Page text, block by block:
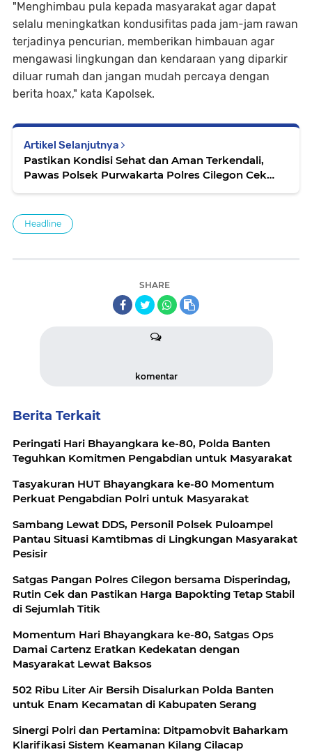
"Menghimbau pula kepada masyarakat agar dapat
selalu meningkatkan kondusifitas pada jam-jam rawan
terjadinya pencurian, memberikan himbauan agar
mengawasi lingkungan dan kendaraan yang diparkir
diluar rumah dan jangan mudah percaya dengan
berita hoax," kata Kapolsek.
Artikel Selanjutnya
Pastikan Kondisi Sehat dan Aman Terkendali,
Pawas Polsek Purwakarta Polres Cilegon Cek
Headline
SHARE
komentar
Berita Terkait
Peringati Hari Bhayangkara ke-80, Polda Banten
Teguhkan Komitmen Pengabdian untuk Masyarakat
Tasyakuran HUT Bhayangkara ke-80 Momentum
Perkuat Pengabdian Polri untuk Masyarakat
Sambang Lewat DDS, Personil Polsek Puloampel
Pantau Situasi Kamtibmas di Lingkungan Masyarakat
Pesisir
Satgas Pangan Polres Cilegon bersama Disperindag,
Rutin Cek dan Pastikan Harga Bapokting Tetap Stabil
di Sejumlah Titik
Momentum Hari Bhayangkara ke-80, Satgas Ops
Damai Cartenz Eratkan Kedekatan dengan
Masyarakat Lewat Baksos
502 Ribu Liter Air Bersih Disalurkan Polda Banten
untuk Enam Kecamatan di Kabupaten Serang
Sinergi Polri dan Pertamina: Ditpamobvit Baharkam
Klarifikasi Sistem Keamanan Kilang Cilacap